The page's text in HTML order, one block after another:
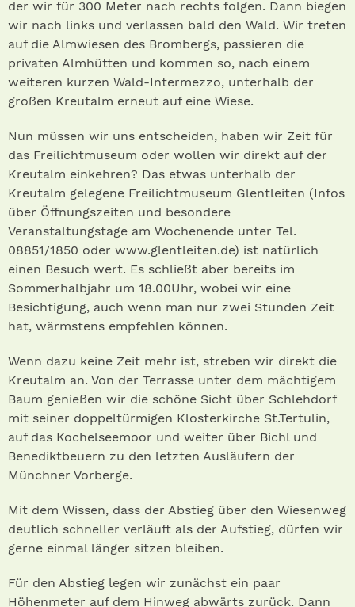
der wir für 300 Meter nach rechts folgen. Dann biegen
wir nach links und verlassen bald den Wald. Wir treten
auf die Almwiesen des Brombergs, passieren die
privaten Almhütten und kommen so, nach einem
weiteren kurzen Wald-Intermezzo, unterhalb der
großen Kreutalm erneut auf eine Wiese.
Nun müssen wir uns entscheiden, haben wir Zeit für
das Freilichtmuseum oder wollen wir direkt auf der
Kreutalm einkehren? Das etwas unterhalb der
Kreutalm gelegene Freilichtmuseum Glentleiten (Infos
über Öffnungszeiten und besondere
Veranstaltungstage am Wochenende unter Tel.
08851/1850 oder www.glentleiten.de) ist natürlich
einen Besuch wert. Es schließt aber bereits im
Sommerhalbjahr um 18.00Uhr, wobei wir eine
Besichtigung, auch wenn man nur zwei Stunden Zeit
hat, wärmstens empfehlen können.
Wenn dazu keine Zeit mehr ist, streben wir direkt die
Kreutalm an. Von der Terrasse unter dem mächtigem
Baum genießen wir die schöne Sicht über Schlehdorf
mit seiner doppeltürmigen Klosterkirche St.Tertulin,
auf das Kochelseemoor und weiter über Bichl und
Benediktbeuern zu den letzten Ausläufern der
Münchner Vorberge.
Mit dem Wissen, dass der Abstieg über den Wiesenweg
deutlich schneller verläuft als der Aufstieg, dürfen wir
gerne einmal länger sitzen bleiben.
Für den Abstieg legen wir zunächst ein paar
Höhenmeter auf dem Hinweg abwärts zurück. Dann